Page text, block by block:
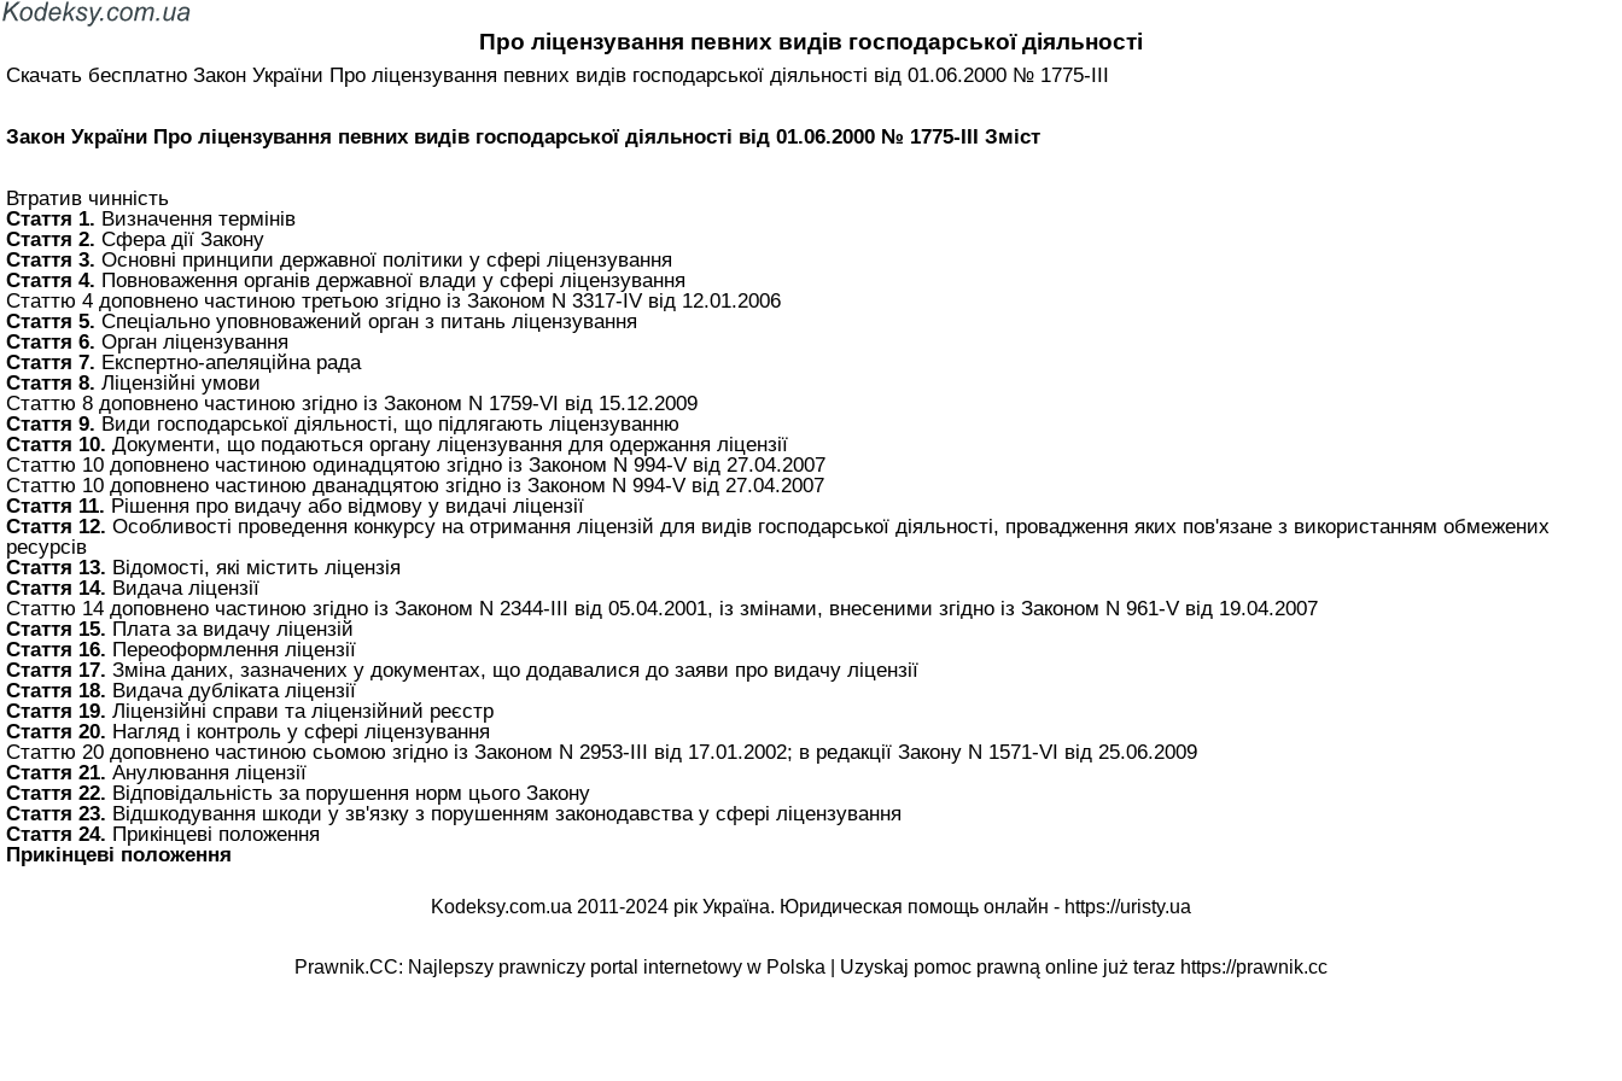
Про ліцензування певних видів господарської діяльності
Скачать бесплатно Закон України Про ліцензування певних видів господарської діяльності вiд 01.06.2000 № 1775-III
Закон України Про ліцензування певних видів господарської діяльності вiд 01.06.2000 № 1775-III Зміст
Втратив чинність
Стаття 1. Визначення термінів
Стаття 2. Сфера дії Закону
Стаття 3. Основні принципи державної політики у сфері ліцензування
Стаття 4. Повноваження органів державної влади у сфері ліцензування
Статтю 4 доповнено частиною третьою згідно із Законом N 3317-IV від 12.01.2006
Стаття 5. Спеціально уповноважений орган з питань ліцензування
Стаття 6. Орган ліцензування
Стаття 7. Експертно-апеляційна рада
Стаття 8. Ліцензійні умови
Статтю 8 доповнено частиною згідно із Законом N 1759-VI від 15.12.2009
Стаття 9. Види господарської діяльності, що підлягають ліцензуванню
Стаття 10. Документи, що подаються органу ліцензування для одержання ліцензії
Статтю 10 доповнено частиною одинадцятою згідно із Законом N 994-V від 27.04.2007
Статтю 10 доповнено частиною дванадцятою згідно із Законом N 994-V від 27.04.2007
Стаття 11. Рішення про видачу або відмову у видачі ліцензії
Стаття 12. Особливості проведення конкурсу на отримання ліцензій для видів господарської діяльності, провадження яких пов'язане з використанням обмежених
ресурсів
Стаття 13. Відомості, які містить ліцензія
Стаття 14. Видача ліцензії
Статтю 14 доповнено частиною згідно із Законом N 2344-III від 05.04.2001, із змінами, внесеними згідно із Законом N 961-V від 19.04.2007
Стаття 15. Плата за видачу ліцензій
Стаття 16. Переоформлення ліцензії
Стаття 17. Зміна даних, зазначених у документах, що додавалися до заяви про видачу ліцензії
Стаття 18. Видача дубліката ліцензії
Стаття 19. Ліцензійні справи та ліцензійний реєстр
Стаття 20. Нагляд і контроль у сфері ліцензування
Статтю 20 доповнено частиною сьомою згідно із Законом N 2953-III від 17.01.2002; в редакції Закону N 1571-VI від 25.06.2009
Стаття 21. Анулювання ліцензії
Стаття 22. Відповідальність за порушення норм цього Закону
Стаття 23. Відшкодування шкоди у зв'язку з порушенням законодавства у сфері ліцензування
Стаття 24. Прикінцеві положення
Прикінцеві положення
Kodeksy.com.ua 2011-2024 рік Україна. Юридическая помощь онлайн - https://uristy.ua
Prawnik.CC: Najlepszy prawniczy portal internetowy w Polska | Uzyskaj pomoc prawną online już teraz https://prawnik.cc